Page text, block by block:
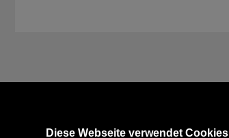
Diese Webseite verwendet Cookies